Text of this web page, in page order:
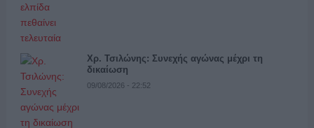
Χρ. Τσιλώνης: Συνεχής αγώνας μέχρι τη
δικαίωση
09/08/2026 - 22:52